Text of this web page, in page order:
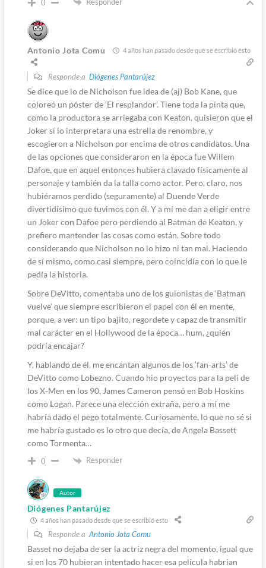
0
Antonio Jota Comu 4 años han pasado desde que se escribió esto
Responde a Diógenes Pantarújez
Se dice que lo de Nicholson fue idea de (aj) Bob Kane, que
coloreó un póster de ‘El resplandor’. Tiene toda la pinta que,
como la productora se arriegaba con Keaton, quisieron que el
Joker sí lo interpretara una estrella de renombre, y
escogieron a Nicholson por encima de otros candidatos. Una
de las opciones que consideraron en la época fue Willem
Dafoe, que en aquel entonces hubiera clavado físicamente al
personaje y también da la talla como actor. Pero, claro, nos
hubiéramos perdido (seguramente) al Duende Verde
divertidísimo que tuvimos con él. Y a mí me dan a eligir entre
un Joker con Dafoe pero perdiendo al Batman de Keaton, y
prefiero mantender las cosas como están. Sobre todo
considerando que Nicholson no lo hizo ni tan mal. Haciendo
de sí mismo, como casi siempre, pero coincidía con lo que le
pedía la historia.
Sobre DeVitto, comentaba uno de los guionistas de ‘Batman
vuelve’ que siempre escribieron el papel con él en mente,
porque, a ver: un tipo bajito, regordete y capaz de transmitir
mal carácter en el Hollywood de la época… hum, ¿quién
podría encajar?
Y, hablando de él, me encantan algunos de los ‘fan-arts’ de
DeVitto como Lobezno. Cuando hio proyectos para la peli de
los X-Men en los 90, James Cameron pensó en Bob Hoskins
como Logan. Parece una elección extraña, pero a mí me
habría dado el pego totalmente. Curiosamente, lo que no sé si
me habría gustado es lo otro que decía, de Angela Bassett
como Tormenta…
0 Responder
Autor
Diógenes Pantarújez
4 años han pasado desde que se escribió esto
Responde a Antonio Jota Comu
Basset no dejaba de ser la actriz negra del momento, igual que
si en los 70 hubieran intentado hacer esa película habrían